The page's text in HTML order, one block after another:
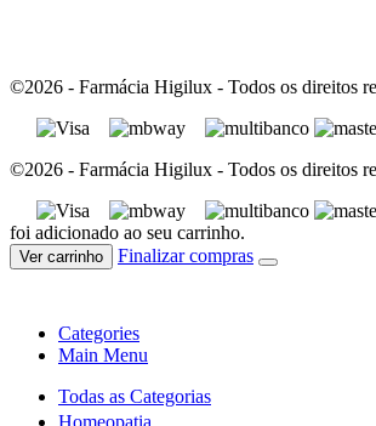
©2026 - Farmácia Higilux - Todos os direitos
©2026 - Farmácia Higilux - Todos os direitos
foi adicionado ao seu carrinho.
Ver carrinho Finalizar compras
Categories
Main Menu
Todas as Categorias
Homeopatia